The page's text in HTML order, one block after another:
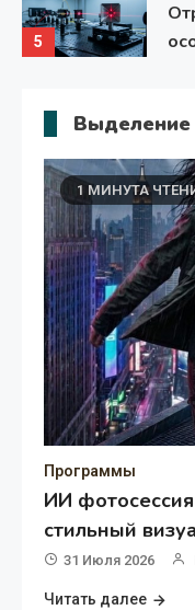
5
Выделение
1 МИНУТА
Программы
ИИ
стильный
31 Июля 2026
Читать далее